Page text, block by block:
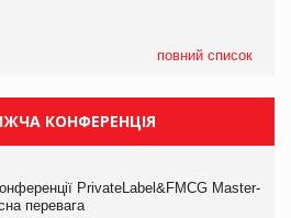
повний список
КОНФЕРЕНЦІЯ
PrivateLabel&FMCG Master-
перевага